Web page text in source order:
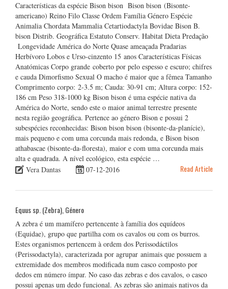
Características da espécie Bison bison Bison bison (Bisonte-
americano) Reino Filo Classe Ordem Família Género Espécie
Animalia Chordata Mammalia Cetartiodactyla Bovidae Bison B.
bison Distrib. Geográfica Estatuto Conserv. Habitat Dieta Predação
Longevidade América do Norte Quase ameaçada Pradarias
Herbívoro Lobos e Urso-cinzento 15 anos Características Físicas
Anatómicas Corpo grande coberto por pelo espesso e escuro; chifres
e cauda Dimorfismo Sexual O macho é maior que a fêmea Tamanho
Comprimento corpo: 2-3.5 m; Cauda: 30-91 cm; Altura corpo: 152-
186 cm Peso 318-1000 kg Bison bison é uma espécie nativa da
América do Norte, sendo este o maior animal terrestre presente
nesta região geográfica. Pertence ao género Bison e possui 2
subespécies reconhecidas: Bison bison bison (bisonte-da-planície),
mais pequeno e com uma corcunda mais redonda, e Bison bison
athabascae (bisonte-da-floresta), maior e com uma corcunda mais
alta e quadrada. A nível ecológico, esta espécie …
Vera Dantas
07-12-2016 Read Article
Equus sp. (Zebra), Género
A zebra é um mamífero pertencente à família dos equídeos
(Equidae), grupo que partilha com os cavalos ou com os burros.
Estes organismos pertencem à ordem dos Perissodáctilos
(Perissodactyla), caracterizada por agrupar animais que possuem a
extremidade dos membros modificada num casco composto por
dedos em número ímpar. No caso das zebras e dos cavalos, o casco
possui apenas um dedo funcional. As zebras são animais nativos da